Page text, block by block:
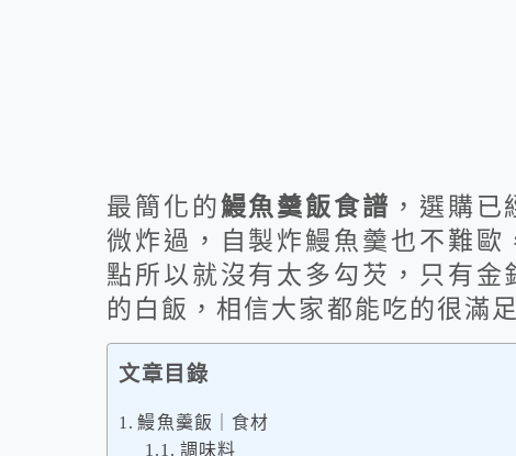
最簡化的鰻魚羹飯食譜 ，選購已
微炸過，自製炸鰻魚羹也不難
點所以就沒有太多勾芡，只有
的白飯，相信大家都能吃的很滿
文章目錄
鰻魚羹飯｜食材
調味料